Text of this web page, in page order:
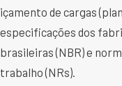
içamento de cargas
especificações dos
brasileiras (NBR) e
trabalho (NRs).